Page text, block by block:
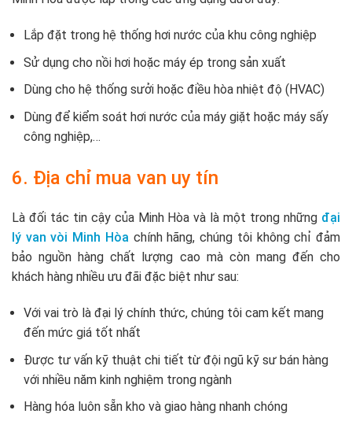
Lắp đặt trong hệ thống hơi nước của khu công nghiệp
Sử dụng cho nồi hơi hoặc máy ép trong sản xuất
Dùng cho hệ thống sưởi hoặc điều hòa nhiệt độ (HVAC)
Dùng để kiểm soát hơi nước của máy giặt hoặc máy sấy
công nghiệp,…
6. Địa chỉ mua van uy tín
Là đối tác tin cậy của Minh Hòa và là một trong những đại
lý van vòi Minh Hòa chính hãng, chúng tôi không chỉ đảm
bảo nguồn hàng chất lượng cao mà còn mang đến cho
khách hàng nhiều ưu đãi đặc biệt như sau:
Với vai trò là đại lý chính thức, chúng tôi cam kết mang
đến mức giá tốt nhất
Được tư vấn kỹ thuật chi tiết từ đội ngũ kỹ sư bán hàng
với nhiều năm kinh nghiệm trong ngành
Hàng hóa luôn sẵn kho và giao hàng nhanh chóng